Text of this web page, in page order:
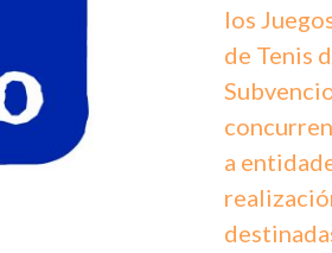
los
de Tenis
a